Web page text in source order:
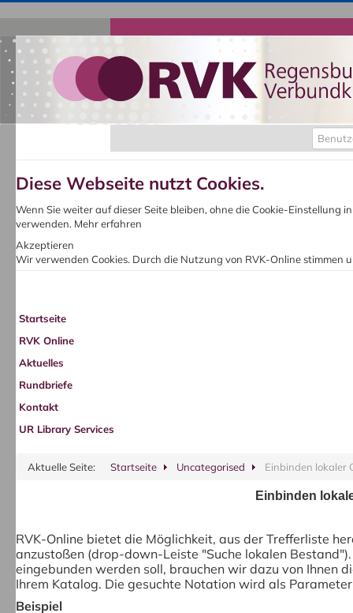
Diese Webseite nutzt Cookies.
Wenn Sie weiter auf dieser Seite bleiben, ohne die Cookie-Einstellung
verwenden. Mehr erfahren
Akzeptieren
Wir verwenden Cookies. Durch die Nutzung von RVK-Online stimmen
Startseite
RVK Online
Aktuelles
Rundbriefe
Kontakt
UR Library Services
Aktuelle Seite: Startseite Uncategorised Einbinden lokaler
Einbinden
RVK-Online bietet die Möglichkeit, aus der Trefferliste
anzustoßen (drop-down-Leiste "Suche lokalen
eingebunden werden soll, brauchen wir dazu von Ihnen
Ihrem Katalog. Die gesuchte Notation wird als
Beispiel